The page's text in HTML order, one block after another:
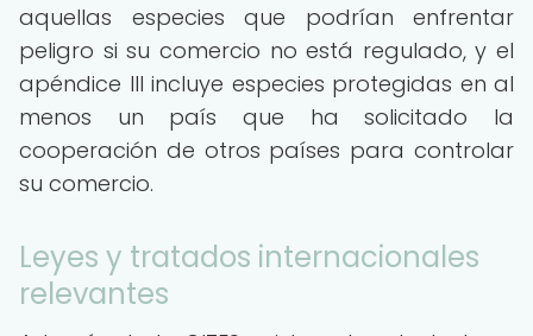
aquellas especies que podrían enfrentar
peligro si su comercio no está regulado, y el
apéndice III incluye especies protegidas en al
menos un país que ha solicitado la
cooperación de otros países para controlar
su comercio.
Leyes y tratados internacionales
relevantes